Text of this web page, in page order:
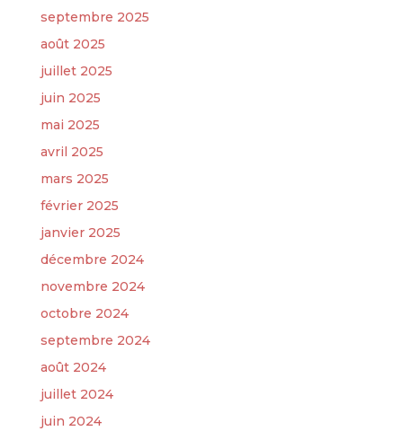
septembre 2025
août 2025
juillet 2025
juin 2025
mai 2025
avril 2025
mars 2025
février 2025
janvier 2025
décembre 2024
novembre 2024
octobre 2024
septembre 2024
août 2024
juillet 2024
juin 2024